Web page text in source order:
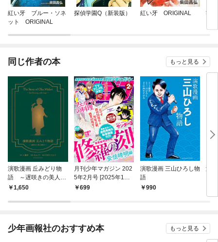
紅い牙 ブルー・ソネ
ット ORIGINAL
探偵学園Q（新装版） 紅い牙 ORIGINAL 零
同じ作者の本 もっと見る
演歌漫画 丘みどり物
語 ～遅咲きの美人歌
手～ １巻
1,650
月刊少年マガジン 202
5年2月号 [2025年1月6
日発売]
699
演歌漫画 三山ひろし物
語
990
演
少年画報社のおすすめ本 もっと見る